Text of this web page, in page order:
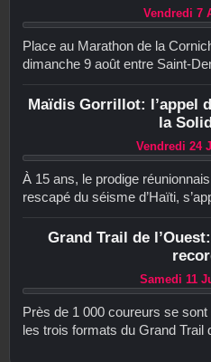
Vendredi 7
Place au Marathon de la
dimanche 9 août entre Saint-
Maïdis Gorrillot: l’appel
la
Vendredi 24
À 15 ans, le prodige
rescapé du séisme d’Haïti,
Grand Trail de
Samedi 11
Près de 1 000 coureurs se
les trois formats du Grand Trail